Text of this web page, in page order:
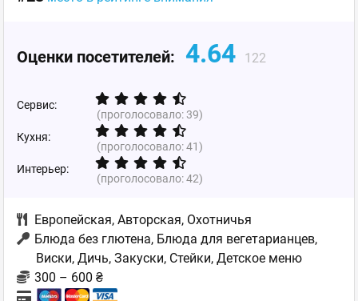
Оценки посетителей: 4.64 122
Сервис:
(проголосовало:39)
Кухня:
(проголосовало:41)
Интерьер:
(проголосовало:42)
Европейская, Авторская, Охотничья
Блюда без глютена, Блюда для вегетарианцев,
Виски, Дичь, Закуски, Стейки, Детское меню
300 – 600 ₴